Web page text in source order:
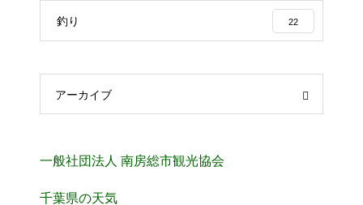
釣り 22
アーカイブ
一般社団法人 南房総市観光協会
千葉県の天気